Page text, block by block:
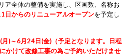
ア全体の整備を実施し、区画数、名称お
日からのリニューアルオープンを予定し
)～6月24日(金)（予定となります。日程
かけて改修工事の為ご予約いただけませ